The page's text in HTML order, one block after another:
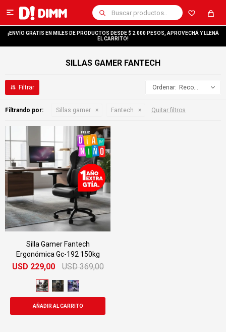

¡ENVÍO GRATIS EN MILES DE PRODUCTOS DESDE $ 2.000 PESOS, APROVECHÁ Y LLENÁ
EL CARRITO!
SILLAS GAMER FANTECH
Recomendados
Filtrando por: Sillas gamer Fantech Quitar filtros
Silla Gamer Fantech
Ergonómica Gc-192 150kg
USD 229,00 USD 369,00